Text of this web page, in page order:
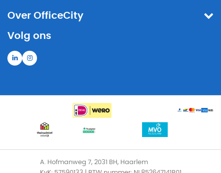
Over OfficeCity
Volg ons
A. Hofmanweg 7, 2031 BH, Haarlem